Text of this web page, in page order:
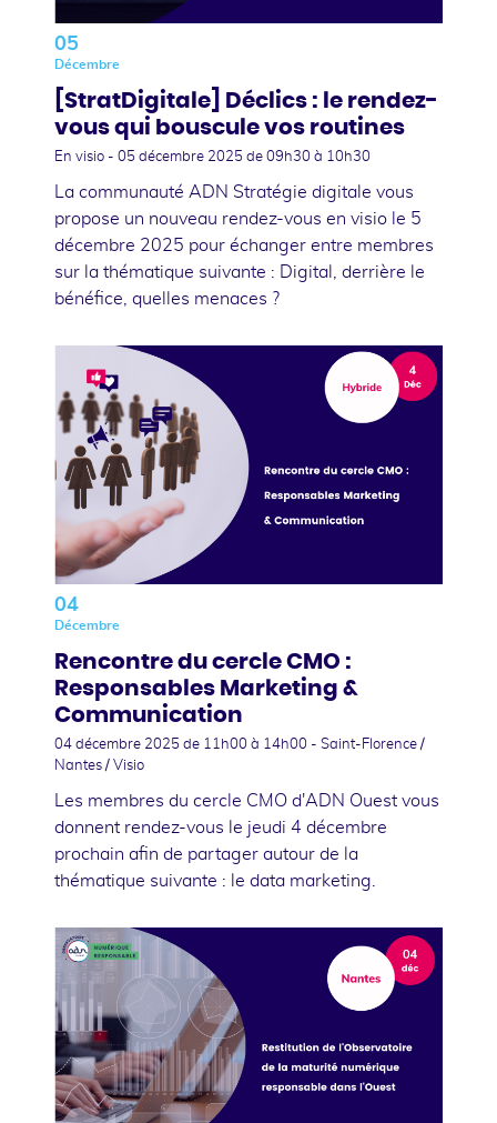
05
Décembre
[StratDigitale] Déclics : le rendez-
vous qui bouscule vos routines
En visio - 05 décembre 2025 de 09h30 à 10h30
La communauté ADN Stratégie digitale vous
propose un nouveau rendez-vous en visio le 5
décembre 2025 pour échanger entre membres
sur la thématique suivante : Digital, derrière le
bénéfice, quelles menaces ?
04
Décembre
Rencontre du cercle CMO :
Responsables Marketing &
Communication
04 décembre 2025 de 11h00 à 14h00 - Saint-Florence /
Nantes / Visio
Les membres du cercle CMO d'ADN Ouest vous
donnent rendez-vous le jeudi 4 décembre
prochain afin de partager autour de la
thématique suivante : le data marketing.